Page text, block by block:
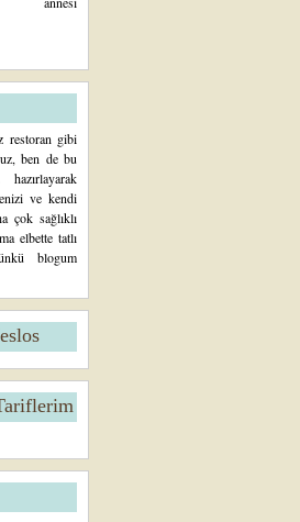
restoran gibi
ben de bu
ve kendi
çok sağlıklı
elbette tatlı
blogum